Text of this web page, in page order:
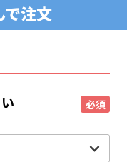
注文
必須